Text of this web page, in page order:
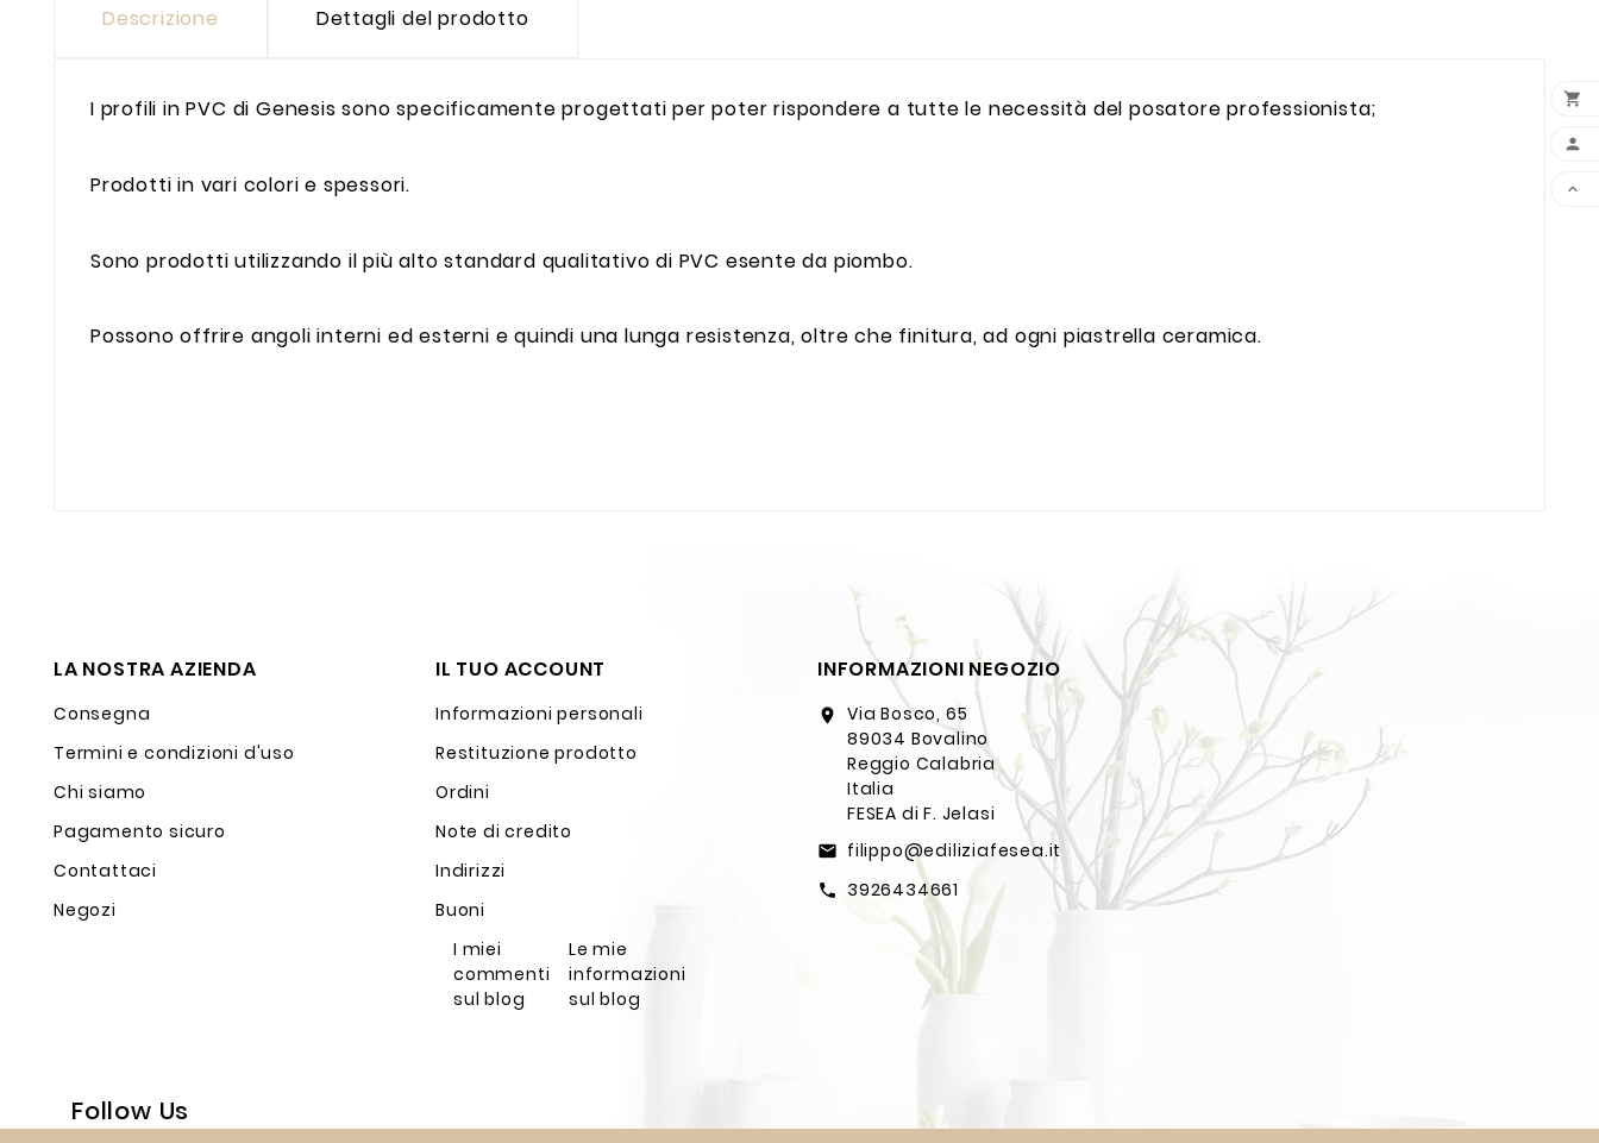
Descrizione Dettagli del prodotto
I profili in PVC di Genesis sono specificamente progettati per poter rispondere a tutte le necessità del posatore professionista;
Prodotti in vari colori e spessori.
Sono prodotti utilizzando il più alto standard qualitativo di PVC esente da piombo.
Possono offrire angoli interni ed esterni e quindi una lunga resistenza, oltre che finitura, ad ogni piastrella ceramica.
LA NOSTRA AZIENDA
Consegna
Termini e condizioni d'uso
Chi siamo
Pagamento sicuro
Contattaci
Negozi
IL TUO ACCOUNT
Informazioni personali
Restituzione prodotto
Ordini
Note di credito
Indirizzi
Buoni
I miei
commenti
sul blog
Le mie
informazioni
sul blog
INFORMAZIONI NEGOZIO
location_on
Via Bosco, 65
89034 Bovalino
Reggio Calabria
Italia
FESEA di F. Jelasi
email filippo@ediliziafesea.it
call 3926434661



Follow Us